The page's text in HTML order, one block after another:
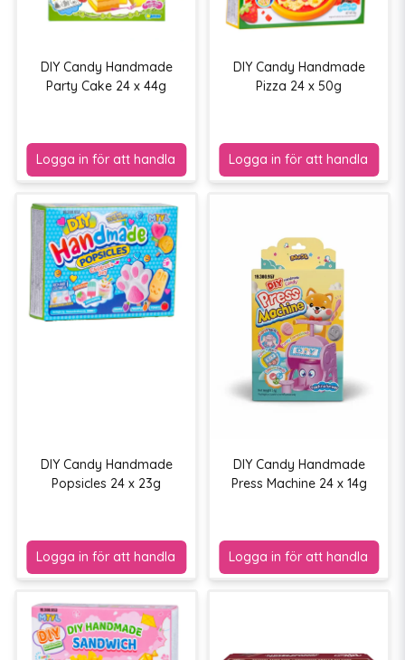
DIY Candy Handmade
Party Cake 24 x 44g
DIY Candy Handmade
Pizza 24 x 50g
DIY Candy Handmade
Popsicles 24 x 23g
DIY Candy Handmade
Press Machine 24 x 14g